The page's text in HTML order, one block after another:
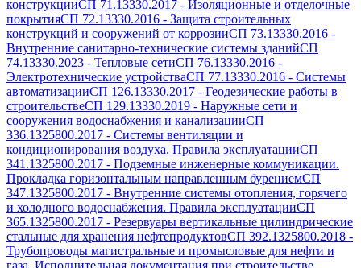
конструкцииСП 71.13330.2017 - Изоляционные и отделочные
покрытияСП 72.13330.2016 - Защита строительных
конструкций и сооружений от коррозииСП 73.13330.2016 -
Внутренние санитарно-технические системы зданийСП
74.13330.2023 - Тепловые сетиСП 76.13330.2016 -
Электротехнические устройстваСП 77.13330.2016 - Системы
автоматизацииСП 126.13330.2017 - Геодезические работы в
строительствеСП 129.13330.2019 - Наружные сети и
сооружения водоснабжения и канализацииСП
336.1325800.2017 - Системы вентиляции и
кондиционирования воздуха. Правила эксплуатацииСП
341.1325800.2017 - Подземные инженерные коммуникации.
Прокладка горизонтальным направленным бурениемСП
347.1325800.2017 - Внутренние системы отопления, горячего
и холодного водоснабжения. Правила эксплуатацииСП
365.1325800.2017 - Резервуары вертикальные цилиндрические
стальные для хранения нефтепродуктовСП 392.1325800.2018 -
Трубопроводы магистральные и промысловые для нефти и
газа. Исполнительная документация при строительстве.